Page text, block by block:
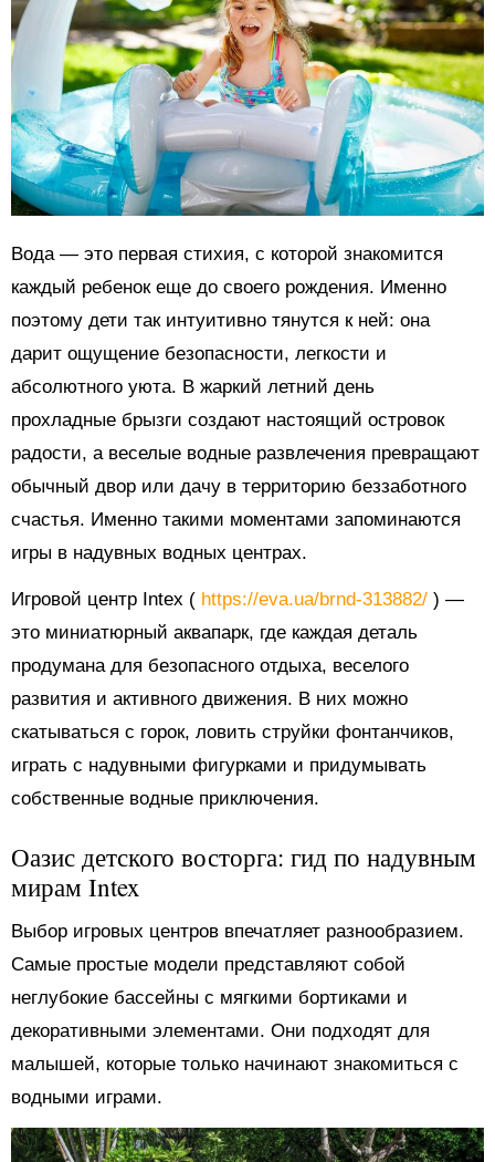
Вода — это первая стихия, с которой знакомится
каждый ребенок еще до своего рождения. Именно
поэтому дети так интуитивно тянутся к ней: она
дарит ощущение безопасности, легкости и
абсолютного уюта. В жаркий летний день
прохладные брызги создают настоящий островок
радости, а веселые водные развлечения превращают
обычный двор или дачу в территорию беззаботного
счастья. Именно такими моментами запоминаются
игры в надувных водных центрах.
Игровой центр Intex ( https://eva.ua/brnd-313882/ ) —
это миниатюрный аквапарк, где каждая деталь
продумана для безопасного отдыха, веселого
развития и активного движения. В них можно
скатываться с горок, ловить струйки фонтанчиков,
играть с надувными фигурками и придумывать
собственные водные приключения.
Оазис детского восторга: гид по надувным
мирам Intex
Выбор игровых центров впечатляет разнообразием.
Самые простые модели представляют собой
неглубокие бассейны с мягкими бортиками и
декоративными элементами. Они подходят для
малышей, которые только начинают знакомиться с
водными играми.